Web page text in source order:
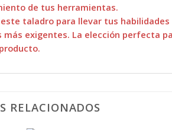
de tus herramientas.
taladro para llevar tus
más exigentes. La elección perfecta
RELACIONADOS